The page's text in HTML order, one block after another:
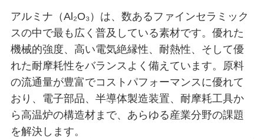
アルミナ（Al₂O₃）は、数あるファインセラミック
スの中で最も広く普及している素材です。優れた
機械的強度、高い電気絶縁性、耐熱性、そして優
れた耐摩耗性をバランスよく備えています。原料
の流通量が豊富でコストパフォーマンスに優れて
おり、電子部品、半導体製造装置、耐摩耗工具か
ら高温炉の構造材まで、あらゆる産業分野の課題
を解決します。